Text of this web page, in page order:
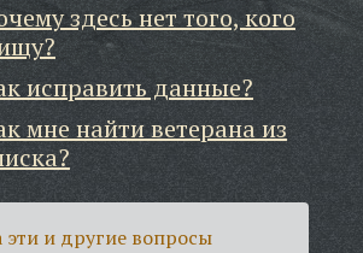
здесь нет того, кого
исправить данные?
мне найти ветерана из
эти и другие вопросы